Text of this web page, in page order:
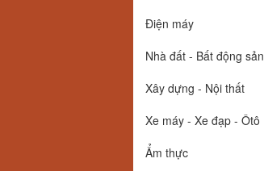
Điện máy
Nhà đất - Bất động sản
Xây dựng - Nội thất
Xe máy - Xe đạp - Ôtô
Ẩm thực